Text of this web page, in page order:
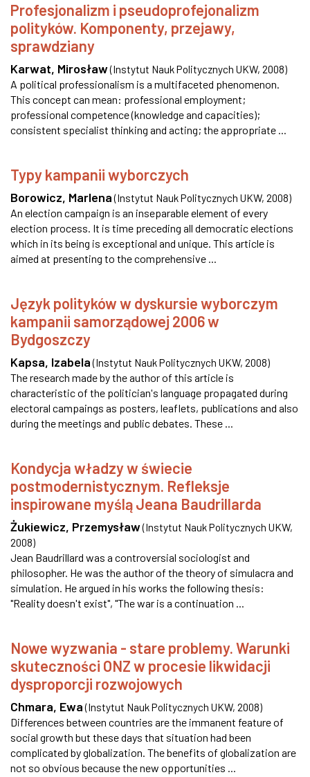
Profesjonalizm i pseudoprofejonalizm
polityków. Komponenty, przejawy,
sprawdziany
Karwat, Mirosław(Instytut Nauk Politycznych UKW, 2008)
A political professionalism is a multifaceted phenomenon.
This concept can mean: professional employment;
professional competence (knowledge and capacities);
consistent specialist thinking and acting; the appropriate ...
Typy kampanii wyborczych
Borowicz, Marlena (Instytut Nauk Politycznych UKW, 2008)
An election campaign is an inseparable element of every
election process. It is time preceding all democratic elections
which in its being is exceptional and unique. This article is
aimed at presenting to the comprehensive ...
Język polityków w dyskursie wyborczym
kampanii samorządowej 2006 w
Bydgoszczy
Kapsa, Izabela (Instytut Nauk Politycznych UKW, 2008)
The research made by the author of this article is
characteristic of the politician's language propagated during
electoral campaings as posters, leaflets, publications and also
during the meetings and public debates. These ...
Kondycja władzy w świecie
postmodernistycznym. Refleksje
inspirowane myślą Jeana Baudrillarda
Żukiewicz, Przemysław(Instytut Nauk Politycznych UKW,
2008)
Jean Baudrillard was a controversial sociologist and
philosopher. He was the author of the theory of simulacra and
simulation. He argued in his works the following thesis:
"Reality doesn't exist", "The war is a continuation ...
Nowe wyzwania - stare problemy. Warunki
skuteczności ONZ w procesie likwidacji
dysproporcji rozwojowych
Chmara, Ewa (Instytut Nauk Politycznych UKW, 2008)
Differences between countries are the immanent feature of
social growth but these days that situation had been
complicated by globalization. The benefits of globalization are
not so obvious because the new opportunities ...